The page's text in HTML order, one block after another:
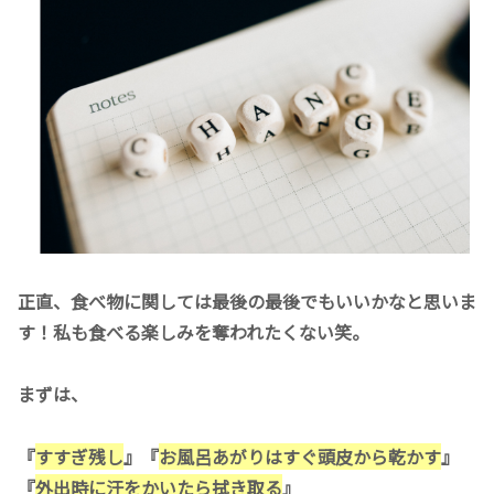
正直、食べ物に関しては最後の最後でもいいかなと思いま
す！私も食べる楽しみを奪われたくない笑。
まずは、
『すすぎ残し』『お風呂あがりはすぐ頭皮から乾かす』
『外出時に汗をかいたら拭き取る』